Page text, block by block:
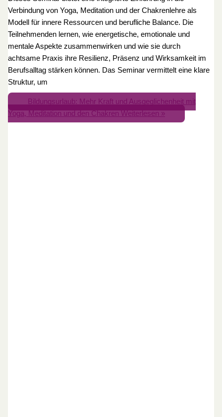
Verbindung von Yoga, Meditation und der Chakrenlehre als
Modell für innere Ressourcen und berufliche Balance. Die
Teilnehmenden lernen, wie energetische, emotionale und
mentale Aspekte zusammenwirken und wie sie durch
achtsame Praxis ihre Resilienz, Präsenz und Wirksamkeit im
Berufsalltag stärken können. Das Seminar vermittelt eine klare
Struktur, um
Bildungsurlaub: Mehr Kraft und Ausgeglichenheit mit
Yoga, Meditation und den Chakren Weiterlesen »